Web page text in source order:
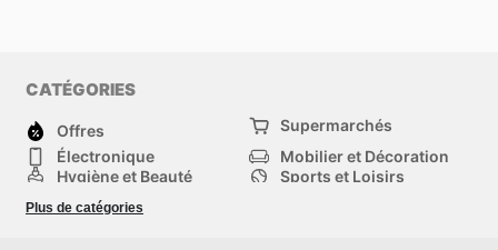
fonction des opportunités présentées. En cultivant cette
vous vous positionnez idéalement pour acquérir le
véhicule de vos rêves ou les pièces détachées dont
vous avez besoin, tout en optimisant votre budget. Stay
savings every day.
CATÉGORIES
Offres
Supermarchés
Électronique
Mobilier et Décoration
Hygiène et Beauté
Sports et Loisirs
Mode
Animalerie
Plus de catégories